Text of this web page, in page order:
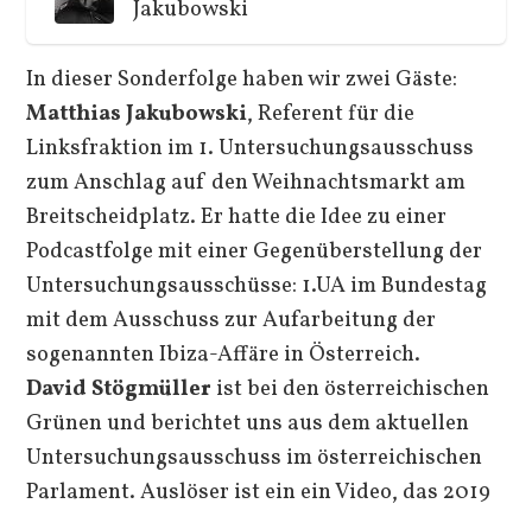
Jakubowski
In dieser Sonderfolge haben wir zwei Gäste:
Matthias Jakubowski, Referent für die
Linksfraktion im 1. Untersuchungsausschuss
zum Anschlag auf den Weihnachtsmarkt am
Breitscheidplatz. Er hatte die Idee zu einer
Podcastfolge mit einer Gegenüberstellung der
Untersuchungsausschüsse: 1.UA im Bundestag
mit dem Ausschuss zur Aufarbeitung der
sogenannten Ibiza-Affäre in Österreich.
David Stögmüller ist bei den österreichischen
Grünen und berichtet uns aus dem aktuellen
Untersuchungsausschuss im österreichischen
Parlament. Auslöser ist ein ein Video, das 2019